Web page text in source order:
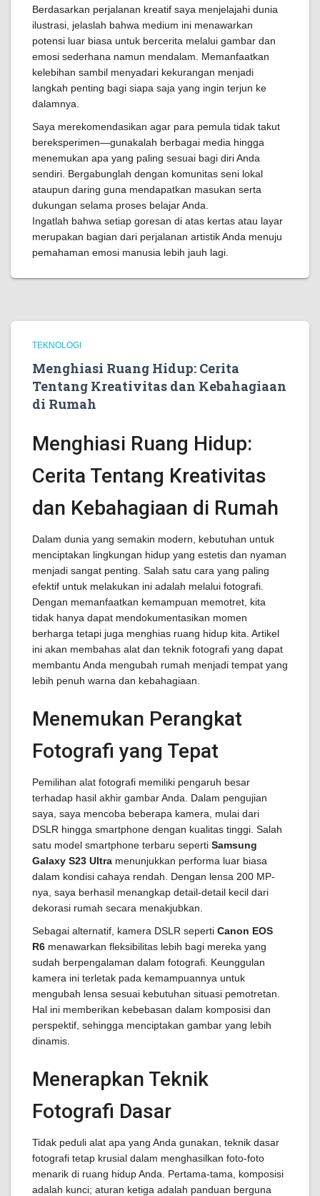
Berdasarkan perjalanan kreatif saya menjelajahi dunia
ilustrasi, jelaslah bahwa medium ini menawarkan
potensi luar biasa untuk bercerita melalui gambar dan
emosi sederhana namun mendalam. Memanfaatkan
kelebihan sambil menyadari kekurangan menjadi
langkah penting bagi siapa saja yang ingin terjun ke
dalamnya.
Saya merekomendasikan agar para pemula tidak takut
bereksperimen—gunakalah berbagai media hingga
menemukan apa yang paling sesuai bagi diri Anda
sendiri. Bergabunglah dengan komunitas seni lokal
ataupun daring guna mendapatkan masukan serta
dukungan selama proses belajar Anda.
Ingatlah bahwa setiap goresan di atas kertas atau layar
merupakan bagian dari perjalanan artistik Anda menuju
pemahaman emosi manusia lebih jauh lagi.
TEKNOLOGI
Menghiasi Ruang Hidup: Cerita
Tentang Kreativitas dan Kebahagiaan
di Rumah
Menghiasi Ruang Hidup:
Cerita Tentang Kreativitas
dan Kebahagiaan di Rumah
Dalam dunia yang semakin modern, kebutuhan untuk
menciptakan lingkungan hidup yang estetis dan nyaman
menjadi sangat penting. Salah satu cara yang paling
efektif untuk melakukan ini adalah melalui fotografi.
Dengan memanfaatkan kemampuan memotret, kita
tidak hanya dapat mendokumentasikan momen
berharga tetapi juga menghias ruang hidup kita. Artikel
ini akan membahas alat dan teknik fotografi yang dapat
membantu Anda mengubah rumah menjadi tempat yang
lebih penuh warna dan kebahagiaan.
Menemukan Perangkat
Fotografi yang Tepat
Pemilihan alat fotografi memiliki pengaruh besar
terhadap hasil akhir gambar Anda. Dalam pengujian
saya, saya mencoba beberapa kamera, mulai dari
DSLR hingga smartphone dengan kualitas tinggi. Salah
satu model smartphone terbaru seperti Samsung
Galaxy S23 Ultra menunjukkan performa luar biasa
dalam kondisi cahaya rendah. Dengan lensa 200 MP-
nya, saya berhasil menangkap detail-detail kecil dari
dekorasi rumah secara menakjubkan.
Sebagai alternatif, kamera DSLR seperti Canon EOS
R6 menawarkan fleksibilitas lebih bagi mereka yang
sudah berpengalaman dalam fotografi. Keunggulan
kamera ini terletak pada kemampuannya untuk
mengubah lensa sesuai kebutuhan situasi pemotretan.
Hal ini memberikan kebebasan dalam komposisi dan
perspektif, sehingga menciptakan gambar yang lebih
dinamis.
Menerapkan Teknik
Fotografi Dasar
Tidak peduli alat apa yang Anda gunakan, teknik dasar
fotografi tetap krusial dalam menghasilkan foto-foto
menarik di ruang hidup Anda. Pertama-tama, komposisi
adalah kunci; aturan ketiga adalah panduan berguna